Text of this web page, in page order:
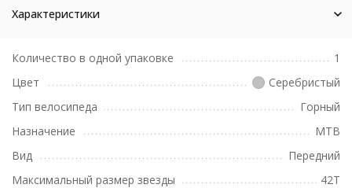
Характеристики
Количество в одной упаковке
1
Цвет
Серебристый
Тип велосипеда
Горный
Назначение
MTB
Вид
Передний
Максимальный размер звезды
42T